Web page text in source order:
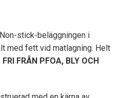
Non-stick-beläggningen i
med fett vid matlagning. Helt
FRI FRÅN PFOA, BLY OCH